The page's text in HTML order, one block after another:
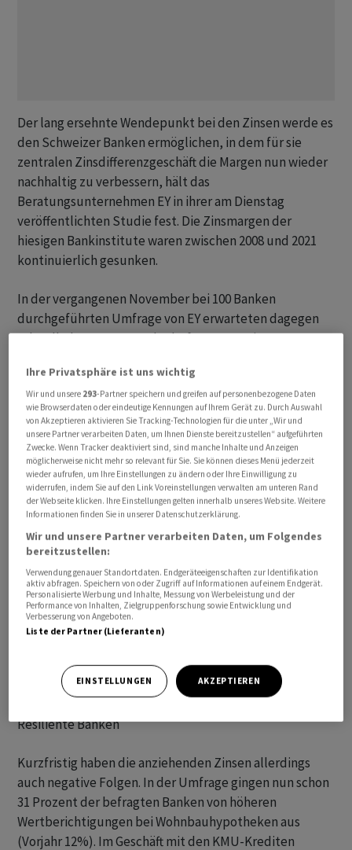
Der lang ersehnte Wendepunkt bei den Zinsen werde es
den Schweizer Banken ermöglichen, in dem für sie
zentralen Zinsdifferenzgeschäft die Margen nun wieder
nachhaltig zu verbessern, hält das
Beratungsunternehmen EY in ihrer am Dienstag
veröffentlichten Studie fest. Die Zinsmargen der
hiesigen Bankinstitute waren zwischen 2008 und 2021
kontinuierlich gesunken.
In der vergangenen November bei 100 Banken
durchgeführten Umfrage von EY erwarteten dagegen
rekordhohe 98 Prozent der befragten Institute
positive Geschäftsentwicklung. Im Vorjahr waren es noch
86 Prozent gewesen. Die Verbesserung der Zinsmargen
werde in der langen Frist zu vielen positiven
Auswirkungen führen, sagte EY-Partner Patrick
Schwaller bei der Präsentation der Studie in Zürich.
Resiliente Banken
Kurzfristig haben die anziehenden Zinsen allerdings
auch negative Folgen. In der Umfrage gingen nun schon
31 Prozent der befragten Banken von höheren
Wertberichtigungen bei Wohnbauhypotheken aus
(Vorjahr 12%). Im Geschäft mit den KMU-Krediten
Ihre Privatsphäre ist uns wichtig
Wir und unsere 293-Partner speichern und greifen auf personenbezogene Daten
wie Browserdaten oder eindeutige Kennungen auf Ihrem Gerät zu. Durch Auswahl
von Akzeptieren aktivieren Sie Tracking-Technologien für die unter „Wir und
unsere Partner verarbeiten Daten, um Ihnen Dienste bereitzustellen“ aufgeführten
Zwecke. Wenn Tracker deaktiviert sind, sind manche Inhalte und Anzeigen
möglicherweise nicht mehr so relevant für Sie. Sie können dieses Menü jederzeit
wieder aufrufen, um Ihre Einstellungen zu ändern oder Ihre Einwilligung zu
widerrufen, indem Sie auf den Link Voreinstellungen verwalten am unteren Rand
der Webseite klicken. Ihre Einstellungen gelten innerhalb unseres Website. Weitere
Informationen finden Sie in unserer Datenschutzerklärung.
Wir und unsere Partner verarbeiten Daten, um Folgendes
bereitzustellen:
Verwendung genauer Standortdaten. Endgeräteeigenschaften zur Identifikation
aktiv abfragen. Speichern von oder Zugriff auf Informationen auf einem Endgerät.
Personalisierte Werbung und Inhalte, Messung von Werbeleistung und der
Performance von Inhalten, Zielgruppenforschung sowie Entwicklung und
Verbesserung von Angeboten.
Liste der Partner (Lieferanten)
EINSTELLUNGEN AKZEPTIEREN